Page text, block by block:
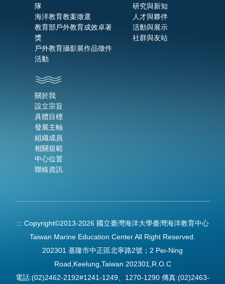
隊
海洋教育教案徵選
教育部戶外教育成效卓著
獎
戶外教育攝影展作品徵件
活動
研究與新知
人才與夥伴
活動與展示
社群與友站
關於我
設立宗旨
具體目標
發展主軸
組織成員
相關規範
中心位置
聯絡資訊
::: Copyright©2013-2026 國立臺灣海洋大學臺灣海洋教育中心
Taiwan Marine Education Center All Right Reserved.
202301 基隆市中正區北寧路2號；2 Pei-Ning
Road,Keelung,Taiwan 202301,R.O.C
電話:(02)2462-2192#1241-1249、1270-1290 傳真:(02)2463-